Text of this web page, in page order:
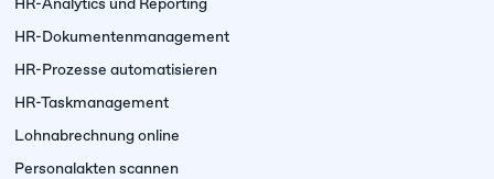
HR-Dokumentenmanagement
HR-Prozesse automatisieren
HR-Taskmanagement
Lohnabrechnung online
Personalakten scannen